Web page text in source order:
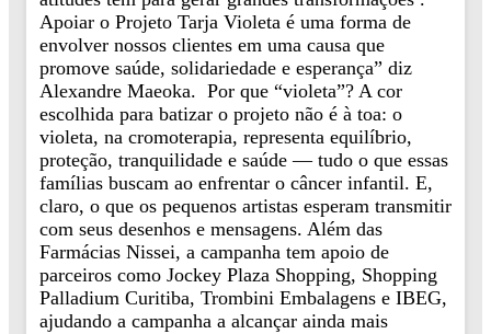
Apoiar o Projeto Tarja Violeta é uma forma de
envolver nossos clientes em uma causa que
promove saúde, solidariedade e esperança” diz
Alexandre Maeoka. Por que “violeta”? A cor
escolhida para batizar o projeto não é à toa: o
violeta, na cromoterapia, representa equilíbrio,
proteção, tranquilidade e saúde — tudo o que essas
famílias buscam ao enfrentar o câncer infantil. E,
claro, o que os pequenos artistas esperam transmitir
com seus desenhos e mensagens. Além das
Farmácias Nissei, a campanha tem apoio de
parceiros como Jockey Plaza Shopping, Shopping
Palladium Curitiba, Trombini Embalagens e IBEG,
ajudando a campanha a alcançar ainda mais